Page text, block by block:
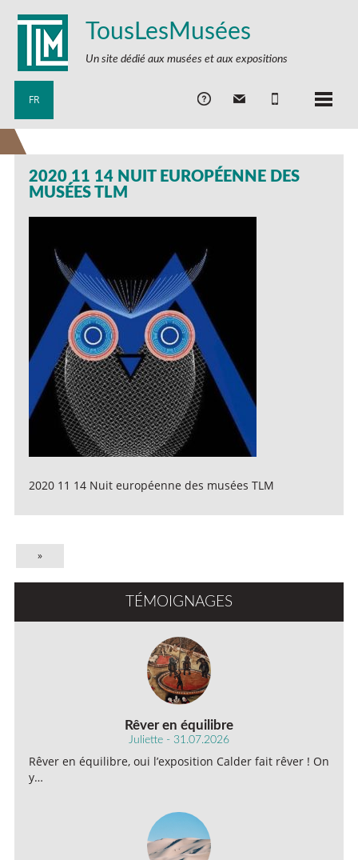
TousLesMusées
Un site dédié aux musées et aux expositions
FR
2020 11 14 NUIT EUROPÉENNE DES
MUSÉES TLM
2020 11 14 Nuit européenne des musées TLM
»
TÉMOIGNAGES
Rêver en équilibre
Juliette - 31.07.2026
Rêver en équilibre, oui l’exposition Calder fait rêver ! On
y…